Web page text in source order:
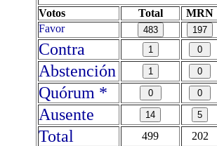
Votos Total
MRN
Favor
Contra
Abstención
Quórum *
Ausente
Total
499 202